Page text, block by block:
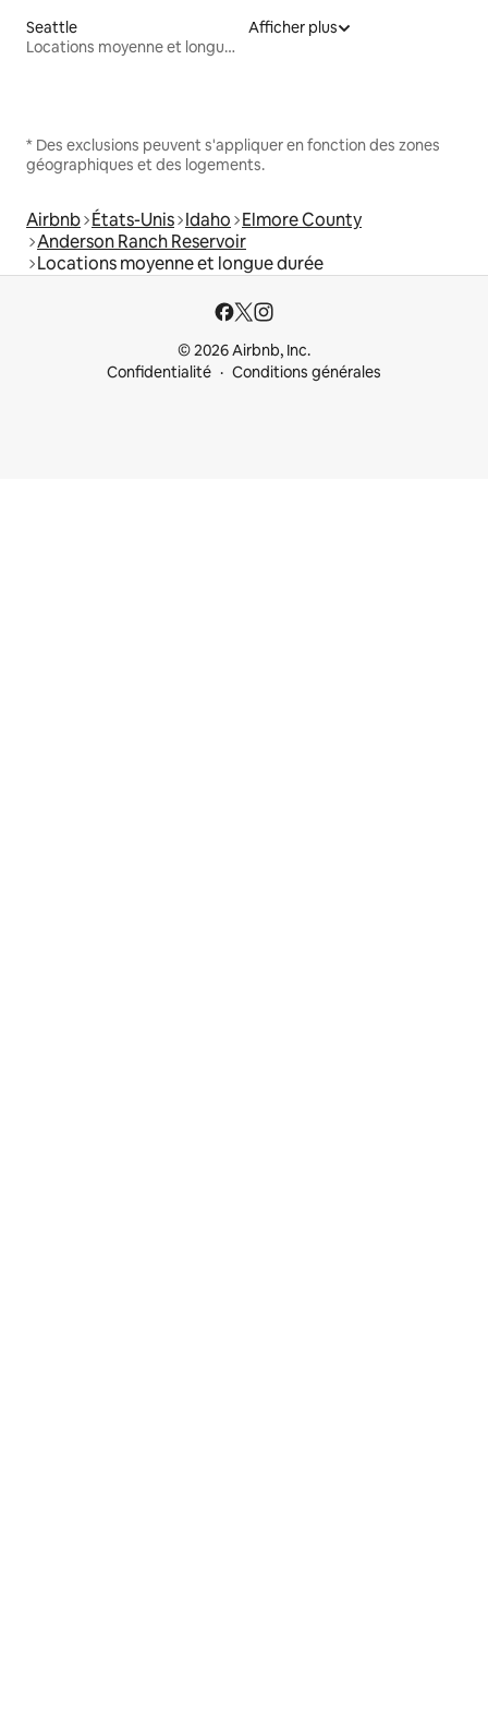
Seattle
Locations moyenne et longue durée
Afficher plus
* Des exclusions peuvent s'appliquer en fonction des zones
géographiques et des logements.
Airbnb États-Unis Idaho Elmore County
Anderson Ranch Reservoir
Locations moyenne et longue durée
© 2026 Airbnb, Inc.
Confidentialité
Conditions générales